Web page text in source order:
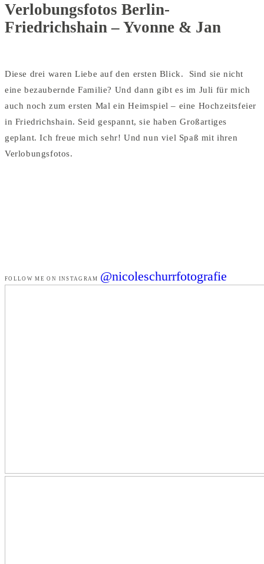
Verlobungsfotos Berlin-
Friedrichshain – Yvonne & Jan
Diese drei waren Liebe auf den ersten Blick. Sind sie nicht
eine bezaubernde Familie? Und dann gibt es im Juli für mich
auch noch zum ersten Mal ein Heimspiel – eine Hochzeitsfeier
in Friedrichshain. Seid gespannt, sie haben Großartiges
geplant. Ich freue mich sehr! Und nun viel Spaß mit ihren
Verlobungsfotos.
FOLLOW ME ON INSTAGRAM @nicoleschurrfotografie